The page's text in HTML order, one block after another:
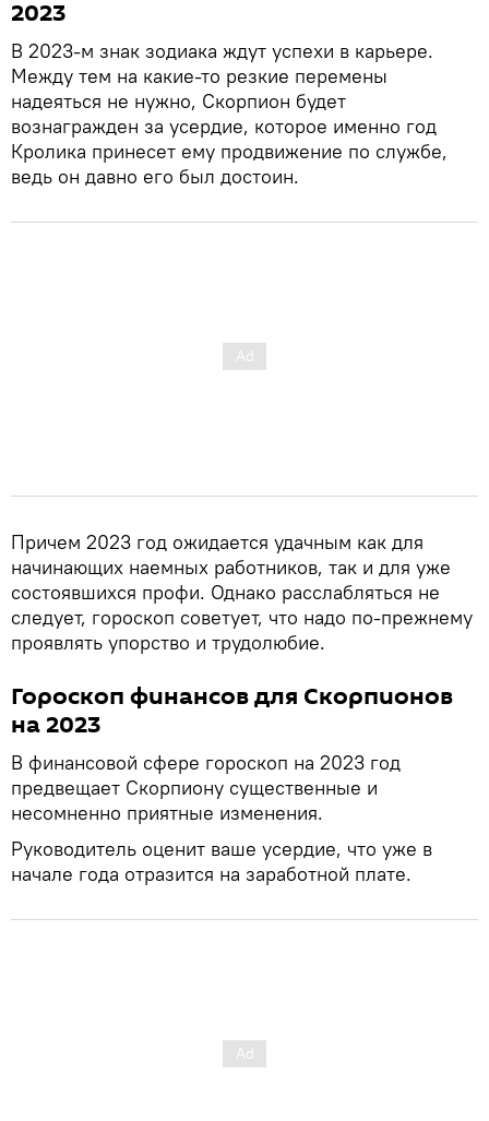
2023
В 2023-м знак зодиака ждут успехи в карьере.
Между тем на какие-то резкие перемены
надеяться не нужно, Скорпион будет
вознагражден за усердие, которое именно год
Кролика принесет ему продвижение по службе,
ведь он давно его был достоин.
Причем 2023 год ожидается удачным как для
начинающих наемных работников, так и для уже
состоявшихся профи. Однако расслабляться не
следует, гороскоп советует, что надо по-прежнему
проявлять упорство и трудолюбие.
Гороскоп финансов для Скорпионов
на 2023
В финансовой сфере гороскоп на 2023 год
предвещает Скорпиону существенные и
несомненно приятные изменения.
Руководитель оценит ваше усердие, что уже в
начале года отразится на заработной плате.